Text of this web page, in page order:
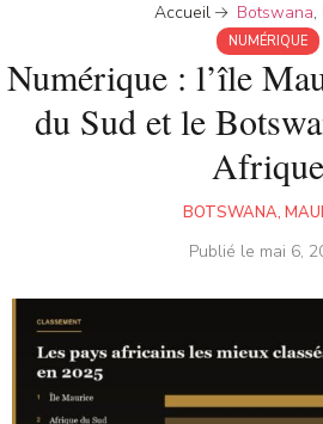
Accueil Botswana,
NUMÉRIQUE
Numérique : l’île
du Sud et le
Afrique
BOTSWANA,
Publié le mai 6,